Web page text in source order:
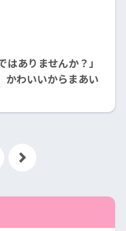
ありませんか？」
かわいいからまあい